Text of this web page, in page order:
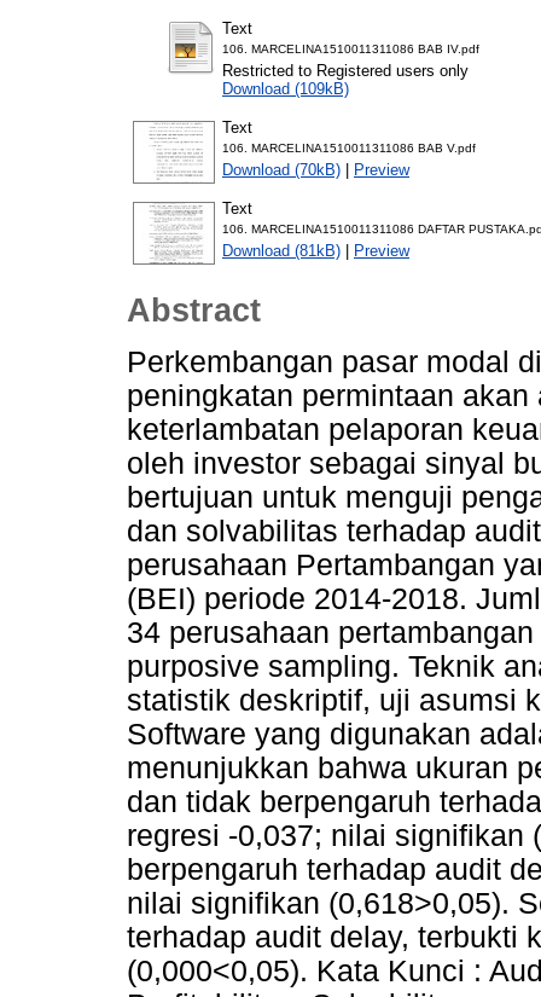
Text
106. MARCELINA1510011311086 BAB IV.pdf
Restricted to Registered users only
Download (109kB)
Text
106. MARCELINA1510011311086 BAB V.pdf
Download (70kB) | Preview
Text
106. MARCELINA1510011311086 DAFTAR
Download (81kB) | Preview
Abstract
Perkembangan pasar modal
peningkatan permintaan
keterlambatan pelaporan
oleh investor sebagai sinyal
bertujuan untuk menguji
dan solvabilitas terhadap
perusahaan Pertambangan
(BEI) periode 2014-2018.
34 perusahaan
purposive sampling. Teknik
statistik deskriptif, uji asumsi
Software yang digunakan
menunjukkan bahwa ukuran
dan tidak berpengaruh
regresi -0,037; nilai signifikan
berpengaruh terhadap audit
nilai signifikan (0,618>0,05).
terhadap audit delay, terbukti
(0,000<0,05). Kata Kunci :